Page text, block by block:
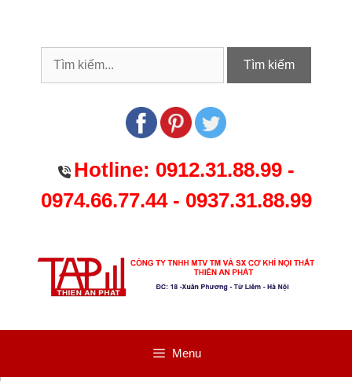
Tìm kiếm
Hotline: 0912.31.88.99-
0974.66.77.44- 0937.31.88.99
Menu